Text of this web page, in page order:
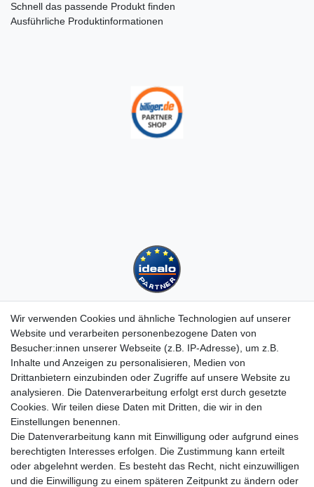
Schnell das passende Produkt finden
Ausführliche Produktinformationen
Kundenservice
Hotline: 07452 - 847 162 0
Kontakt
Anmelden
Registrieren
Newsletter
Versand & Lieferung
Zahlungsarten
Wir verwenden Cookies und ähnliche Technologien auf unserer
Website und verarbeiten personenbezogene Daten von
Besucher:innen unserer Webseite (z.B. IP-Adresse), um z.B.
Inhalte und Anzeigen zu personalisieren, Medien von
Drittanbietern einzubinden oder Zugriffe auf unsere Website zu
analysieren. Die Datenverarbeitung erfolgt erst durch gesetzte
Cookies. Wir teilen diese Daten mit Dritten, die wir in den
Einstellungen benennen.
Die Datenverarbeitung kann mit Einwilligung oder aufgrund eines
berechtigten Interesses erfolgen. Die Zustimmung kann erteilt
oder abgelehnt werden. Es besteht das Recht, nicht einzuwilligen
und die Einwilligung zu einem späteren Zeitpunkt zu ändern oder